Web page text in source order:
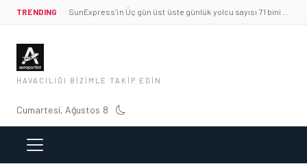
TRENDING
HAVACILIĞI BIZIMLE TAKIP EDIN
Cumartesi, Ağustos 8